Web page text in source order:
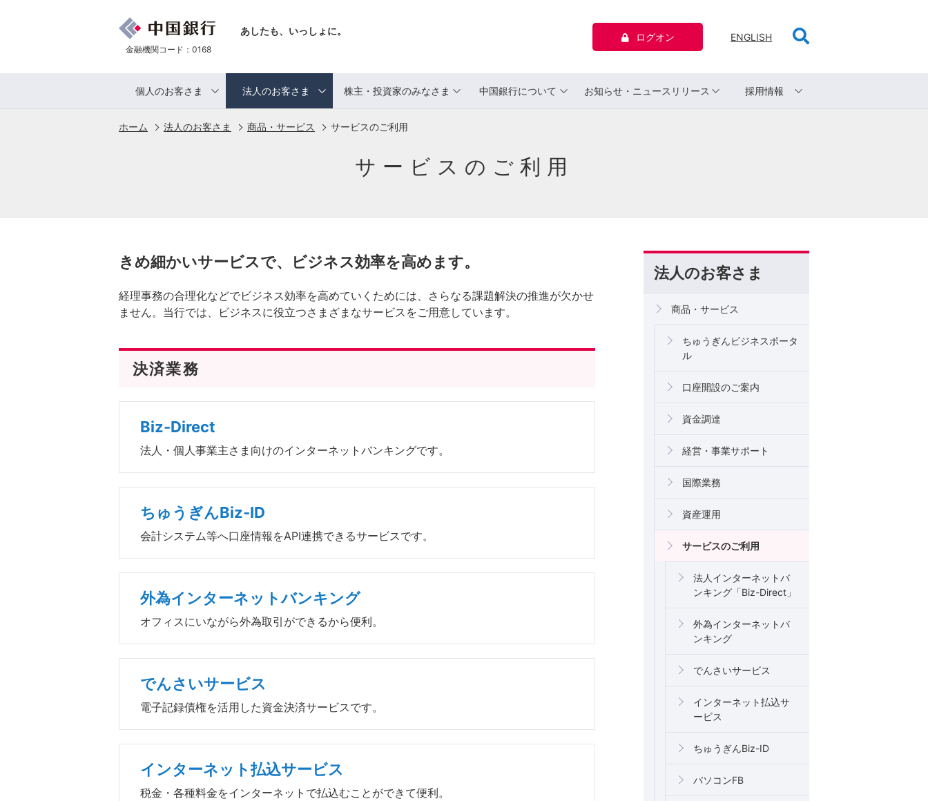
あしたも、いっしょに。
金融機関コード：0168
ログオン ENGLISH
個人のお客さま 法人のお客さま 株主・投資家のみなさま 中国銀行について お知らせ・ニュースリリース 採用情報
ホーム 法人のお客さま 商品・サービス サービスのご利用
サービスのご利用
きめ細かいサービスで、ビジネス効率を高めます。
経理事務の合理化などでビジネス効率を高めていくためには、さらなる課題解決の推進が欠かせ
ません。当行では、ビジネスに役立つさまざまなサービスをご用意しています。
決済業務
Biz-Direct
法人・個人事業主さま向けのインターネットバンキングです。
ちゅうぎんBiz-ID
会計システム等へ口座情報をAPI連携できるサービスです。
外為インターネットバンキング
オフィスにいながら外為取引ができるから便利。
でんさいサービス
電子記録債権を活用した資金決済サービスです。
インターネット払込サービス
税金・各種料金をインターネットで払込むことができて便利。
法人のお客さま
商品・サービス
ちゅうぎんビジネスポータ
ル
口座開設のご案内
資金調達
経営・事業サポート
国際業務
資産運用
サービスのご利用
法人インターネットバ
ンキング「Biz-Direct」
外為インターネットバ
ンキング
でんさいサービス
インターネット払込サ
ービス
ちゅうぎんBiz-ID
パソコンFB